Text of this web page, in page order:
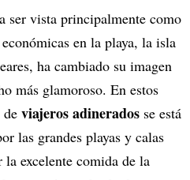
ser vista principalmente como
en la playa, la isla
ha cambiado su imagen
más glamoroso. En estos
viajeros adinerados se está
las grandes playas y calas
excelente comida de la